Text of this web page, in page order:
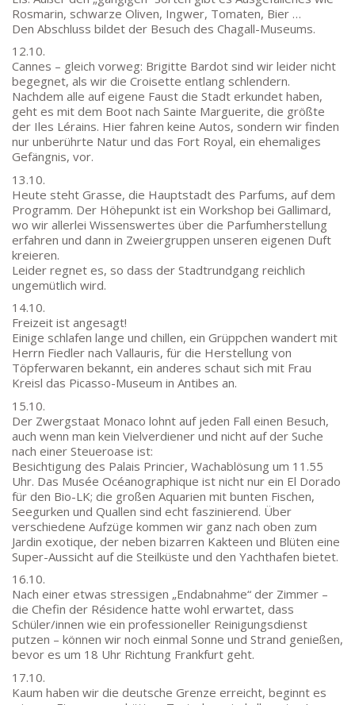
Rosmarin, schwarze Oliven, Ingwer, Tomaten, Bier …
Den Abschluss bildet der Besuch des Chagall-Museums.
12.10.
Cannes – gleich vorweg: Brigitte Bardot sind wir leider nicht
begegnet, als wir die Croisette entlang schlendern.
Nachdem alle auf eigene Faust die Stadt erkundet haben,
geht es mit dem Boot nach Sainte Marguerite, die größte
der Iles Lérains. Hier fahren keine Autos, sondern wir finden
nur unberührte Natur und das Fort Royal, ein ehemaliges
Gefängnis, vor.
13.10.
Heute steht Grasse, die Hauptstadt des Parfums, auf dem
Programm. Der Höhepunkt ist ein Workshop bei Gallimard,
wo wir allerlei Wissenswertes über die Parfumherstellung
erfahren und dann in Zweiergruppen unseren eigenen Duft
kreieren.
Leider regnet es, so dass der Stadtrundgang reichlich
ungemütlich wird.
14.10.
Freizeit ist angesagt!
Einige schlafen lange und chillen, ein Grüppchen wandert mit
Herrn Fiedler nach Vallauris, für die Herstellung von
Töpferwaren bekannt, ein anderes schaut sich mit Frau
Kreisl das Picasso-Museum in Antibes an.
15.10.
Der Zwergstaat Monaco lohnt auf jeden Fall einen Besuch,
auch wenn man kein Vielverdiener und nicht auf der Suche
nach einer Steueroase ist:
Besichtigung des Palais Princier, Wachablösung um 11.55
Uhr. Das Musée Océanographique ist nicht nur ein El Dorado
für den Bio-LK; die großen Aquarien mit bunten Fischen,
Seegurken und Quallen sind echt faszinierend. Über
verschiedene Aufzüge kommen wir ganz nach oben zum
Jardin exotique, der neben bizarren Kakteen und Blüten eine
Super-Aussicht auf die Steilküste und den Yachthafen bietet.
16.10.
Nach einer etwas stressigen „Endabnahme“ der Zimmer –
die Chefin der Résidence hatte wohl erwartet, dass
Schüler/innen wie ein professioneller Reinigungsdienst
putzen – können wir noch einmal Sonne und Strand genießen,
bevor es um 18 Uhr Richtung Frankfurt geht.
17.10.
Kaum haben wir die deutsche Grenze erreicht, beginnt es
60325 Frankfurt am Main
IMPRESSUM →
KONTAKT
SEKRETARIAT
Silke Neugebauer, Jonas Lehmann
TEL:069-212 – 369 44
TEL: 069-212 – 335 25
MAIL:
poststelle.goethe-gymnasium@stadt-frankfurt.de
Beethovenstraße 8-10
60325 Frankfurt am Main
SEKRETARIAT AUßENSTELLE
Mo – DO: 8:30 – 13:30 Uhr
Fr: 9:30 – 13:30 Uhr
TEL: 069-212-36869
SCHULLEITUNG
Schulleiterin:Dr. Ute Utech (OStD’n)
stellv. Schulleitung: nn
Studienleiter: Marco Penirschke (StD)
Erweiterte Schulleitung:Hans-Dieter Bunger (StD),
Anette Reifenberg (StD’n), Elke Heidl-Charmillon
(StD’n)